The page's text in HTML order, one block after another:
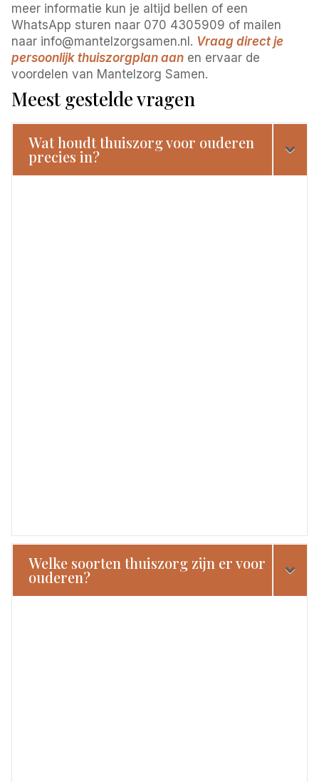
meer informatie kun je altijd bellen of een
WhatsApp sturen naar 070 4305909 of mailen
naar info@mantelzorgsamen.nl. Vraag direct je
persoonlijk thuiszorgplan aan en ervaar de
voordelen van Mantelzorg Samen.
Meest gestelde vragen
Wat houdt thuiszorg voor ouderen
precies in?
Welke soorten thuiszorg zijn er voor
ouderen?